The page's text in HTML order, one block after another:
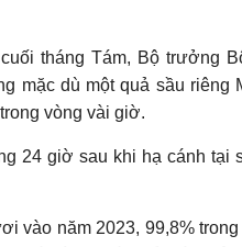
tháng Tám, Bộ trưởng
mặc dù một quả sầu riêng
vòng vài giờ.
24 giờ sau khi hạ cánh tại
vào năm 2023, 99,8% trong